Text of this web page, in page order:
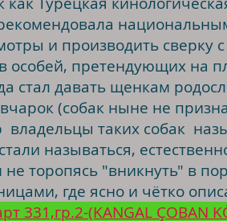
и производить сверку
особей, претендующих на
стал давать щенкам
(собак ныне не
владельцы таких собак
называться,
торопясь "вникнуть" в
где ясно и чётко
331,гр.2-(KANGAL ÇOBAN